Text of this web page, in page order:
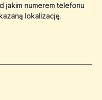
jakim numerem telefonu
lokalizację.